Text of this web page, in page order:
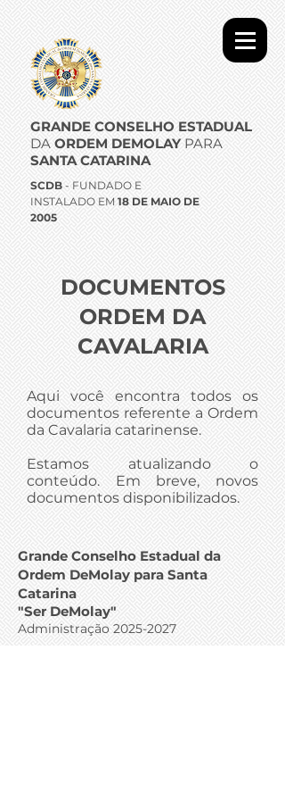
GRANDE CONSELHO ESTADUAL
DA ORDEM DEMOLAYPARA
SANTA CATARINA
SCDB - FUNDADO E
INSTALADO EM 18 DE MAIO DE
2005
DOCUMENTOS
ORDEM DA
CAVALARIA
Aqui você encontra todos os
documentos referente a Ordem
da Cavalaria catarinense.
Estamos atualizando o
conteúdo. Em breve, novos
documentos disponibilizados.
Grande Conselho Estadual da
Ordem DeMolay para Santa
Catarina
"Ser DeMolay"
Administração 2025-2027